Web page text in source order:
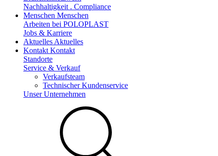
Nachhaltigkeit . Compliance
Menschen Menschen
Arbeiten bei POLOPLAST
Jobs & Karriere
Aktuelles Aktuelles
Kontakt Kontakt
Standorte
Service & Verkauf
Verkaufsteam
Technischer Kundenservice
Unser Unternehmen